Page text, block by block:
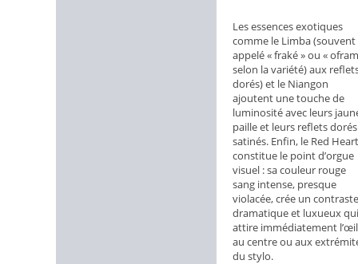
Les essences exotiques
comme le Limba (souvent
appelé « fraké » ou «
selon la variété) aux
dorés) et le Niangon
ajoutent une touche de
luminosité avec leurs
paille et leurs reflets dorés
satinés. Enfin, le Red Heart
constitue le point d’orgue
visuel : sa couleur rouge
sang intense, presque
violacée, crée un contraste
dramatique et luxueux qui
attire immédiatement l’œil
au centre ou aux
du stylo.